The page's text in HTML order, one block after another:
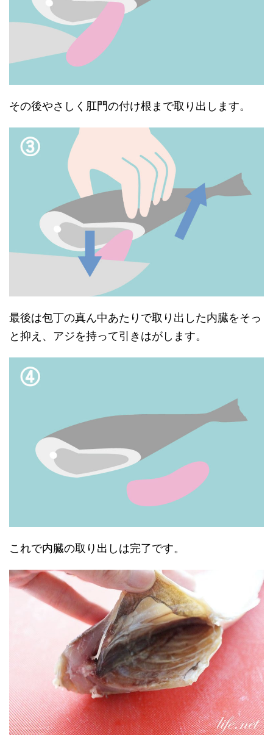
その後やさしく肛門の付け根まで取り出します。
最後は包丁の真ん中あたりで取り出した内臓をそっ
と抑え、アジを持って引きはがします。
これで内臓の取り出しは完了です。